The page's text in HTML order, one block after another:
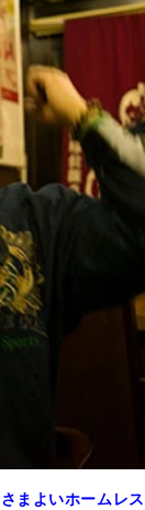
まよいホームレス